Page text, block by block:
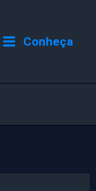
Conheça